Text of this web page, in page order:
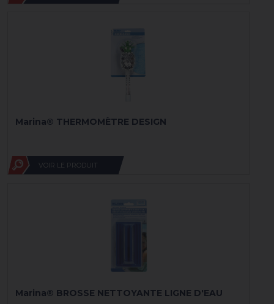
Marina® THERMOMÈTRE DESIGN
VOIR LE PRODUIT
Marina® BROSSE NETTOYANTE LIGNE D'EAU